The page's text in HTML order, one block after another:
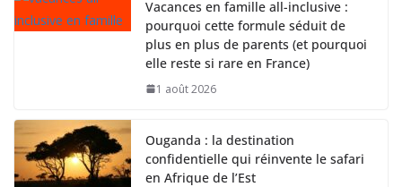
Vacances en famille all-inclusive :
pourquoi cette formule séduit de
plus en plus de parents (et pourquoi
elle reste si rare en France)
1 août 2026
Ouganda : la destination
confidentielle qui réinvente le safari
en Afrique de l’Est